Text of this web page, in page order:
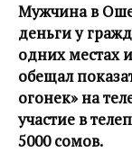
Мужчина в
деньги у
одних местах
обещал
огонек» на
участие в
5000 сомов.